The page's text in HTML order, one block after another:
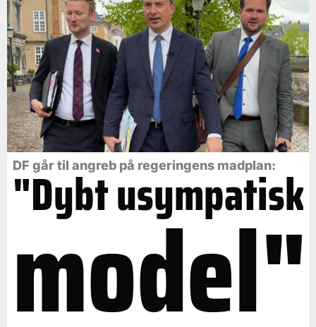
DF går til angreb på regeringens madplan:
"Dybt usympatisk
model"